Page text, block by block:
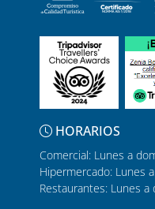
HORARIOS
Comercial: Lunes a
Hipermercado: Lunes
Restaurantes: Lunes